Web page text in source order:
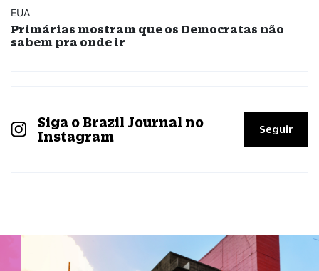
EUA
Primárias mostram que os Democratas não
sabem pra onde ir
Siga o Brazil Journal no
Instagram
Seguir